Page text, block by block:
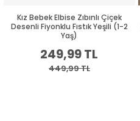
Kız Bebek Elbise Zıbınlı Çiçek
Desenli Fiyonklu Fıstık Yeşili (1-2
Yaş)
249,99 TL
449,99 TL